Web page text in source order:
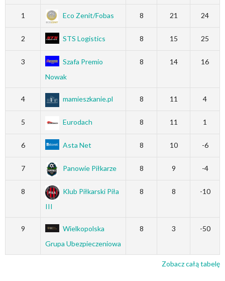
1 Eco Zenit/Fobas 8 21 24
2 STS Logistics 8 15 25
3
Szafa Premio
Nowak
8 14 16
4 mamieszkanie.pl 8 11 4
5 Eurodach 8 11 1
6 Asta Net 8 10 -6
7 Panowie Piłkarze 8 9 -4
8
Klub Piłkarski Piła
III
8 8 -10
9
Wielkopolska
Grupa Ubezpieczeniowa
8 3 -50
Zobacz całą tabelę